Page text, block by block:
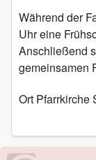
Während der
Uhr eine
Anschließend
gemeinsamen
Ort Pfarrkirche